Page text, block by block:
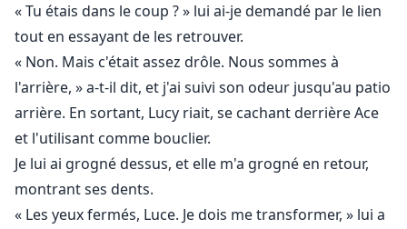
« Tu étais dans le coup ? » lui ai-je demandé par le lien
tout en essayant de les retrouver.
« Non. Mais c'était assez drôle. Nous sommes à
l'arrière, » a-t-il dit, et j'ai suivi son odeur jusqu'au patio
arrière. En sortant, Lucy riait, se cachant derrière Ace
et l'utilisant comme bouclier.
Je lui ai grogné dessus, et elle m'a grogné en retour,
montrant ses dents.
« Les yeux fermés, Luce. Je dois me transformer, » lui a